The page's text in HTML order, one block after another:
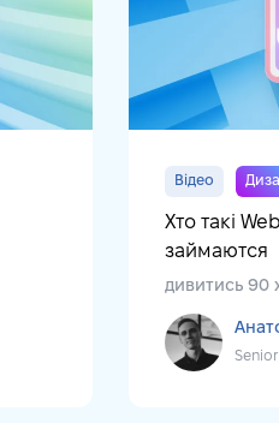
Відео
Хто такі
займаются
дивитись 90